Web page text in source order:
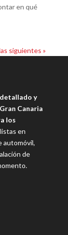
en qué
siguientes »
y
Canaria
los
en
automóvil,
de